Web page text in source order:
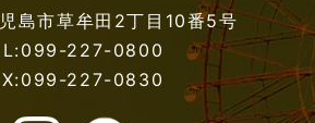
島市草牟田2丁目10番5号
227-0800
227-0830